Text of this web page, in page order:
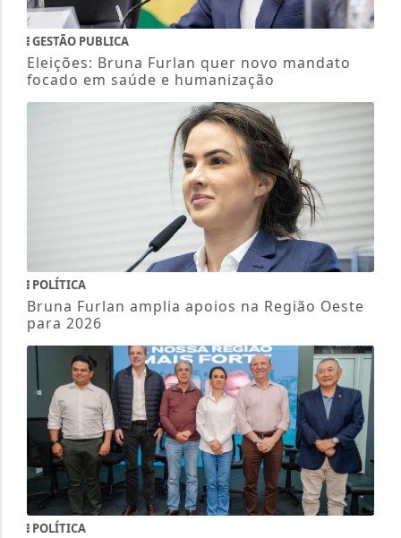
GESTÃO PUBLICA
Eleições: Bruna Furlan quer novo mandato
focado em saúde e humanização
POLÍTICA
Bruna Furlan amplia apoios na Região Oeste
para 2026
POLÍTICA